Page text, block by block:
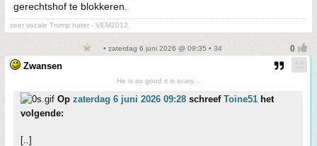
gerechtshof te blokkeren.
zeer vocale Trump hater - VEM2012
• zaterdag 6 juni 2026 @ 09:35 • 34
Zwansen
He is so good it is scary...
Op zaterdag 6 juni 2026 09:28 schreef Toine51 het
volgende:
[..]